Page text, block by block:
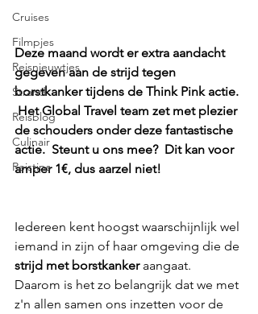
Cruises
Filmpjes
Reisnieuwtjes
Strand
Reisblog
Culinair
Reistips
Deze maand wordt er extra aandacht
gegeven aan de strijd tegen
borstkanker tijdens de Think Pink actie.
Het Global Travel team zet met plezier
de schouders onder deze fantastische
actie.  Steunt u ons mee?  Dit kan voor
amper 1€, dus aarzel niet!
Iedereen kent hoogst waarschijnlijk wel
iemand in zijn of haar omgeving die de
strijd met borstkanker aangaat.
Daarom is het zo belangrijk dat we met
z'n allen samen ons inzetten voor de